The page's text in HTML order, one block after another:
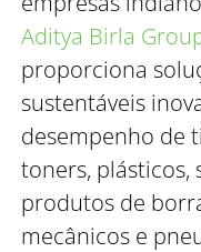
Aditya Birla
proporciona
sustentáveis
desempenho de
toners, plásticos,
produtos de
mecânicos e